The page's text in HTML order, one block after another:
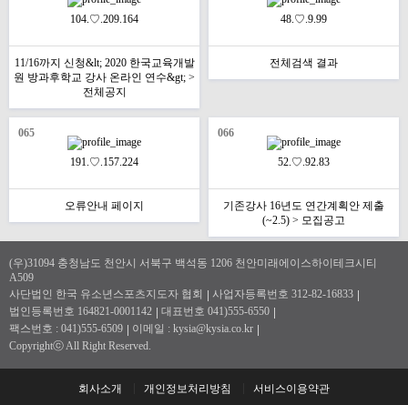
104.♡.209.164
11/16까지 신청&lt; 2020 한국교육개발
원 방과후학교 강사 온라인 연수&gt; >
전체공지
48.♡.9.99
전체검색 결과
065
191.♡.157.224
오류안내 페이지
066
52.♡.92.83
기존강사 16년도 연간계획안 제출
(~2.5) > 모집공고
(우)31094 충청남도 천안시 서북구 백석동 1206 천안미래에이스하이테크시티
A509
사단법인 한국 유소년스포츠지도자 협회
사업자등록번호 312-82-16833
법인등록번호 164821-0001142
대표번호 041)555-6550
팩스번호 : 041)555-6509
이메일 : kysia@kysia.co.kr
Copyrightⓒ All Right Reserved.
회사소개 개인정보처리방침
서비스이용약관